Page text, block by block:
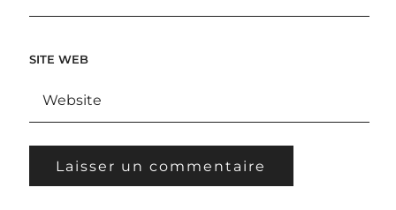
SITE WEB